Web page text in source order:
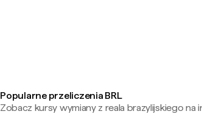
Popularne przeliczenia BRL
Zobacz kursy wymiany z reala brazylijskiego na